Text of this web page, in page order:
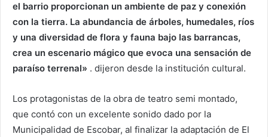
el barrio proporcionan un ambiente de paz y conexión
con la tierra. La abundancia de árboles, humedales, ríos
y una diversidad de flora y fauna bajo las barrancas,
crea un escenario mágico que evoca una sensación de
paraíso terrenal» . dijeron desde la institución cultural.
Los protagonistas de la obra de teatro semi montado,
que contó con un excelente sonido dado por la
Municipalidad de Escobar, al finalizar la adaptación de El